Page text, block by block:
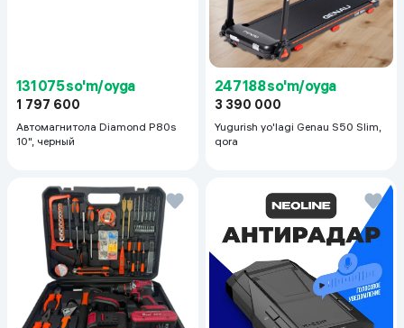
131 075 so'm/oyga
1 797 600
Автомагнитола Diamond P80s
10", черный
247 188 so'm/oyga
3 390 000
Yugurish yo'lagi Genau S50 Slim,
qora